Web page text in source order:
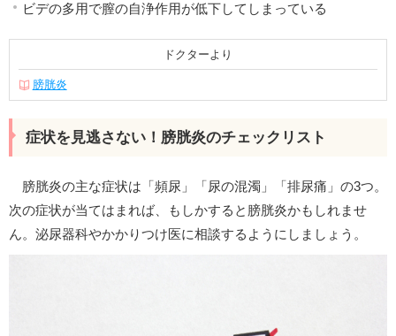
ビデの多用で膣の自浄作用が低下してしまっている
ドクターより
膀胱炎
症状を見逃さない！膀胱炎のチェックリスト
膀胱炎の主な症状は「頻尿」「尿の混濁」「排尿痛」の3つ。
次の症状が当てはまれば、もしかすると膀胱炎かもしれませ
ん。泌尿器科やかかりつけ医に相談するようにしましょう。